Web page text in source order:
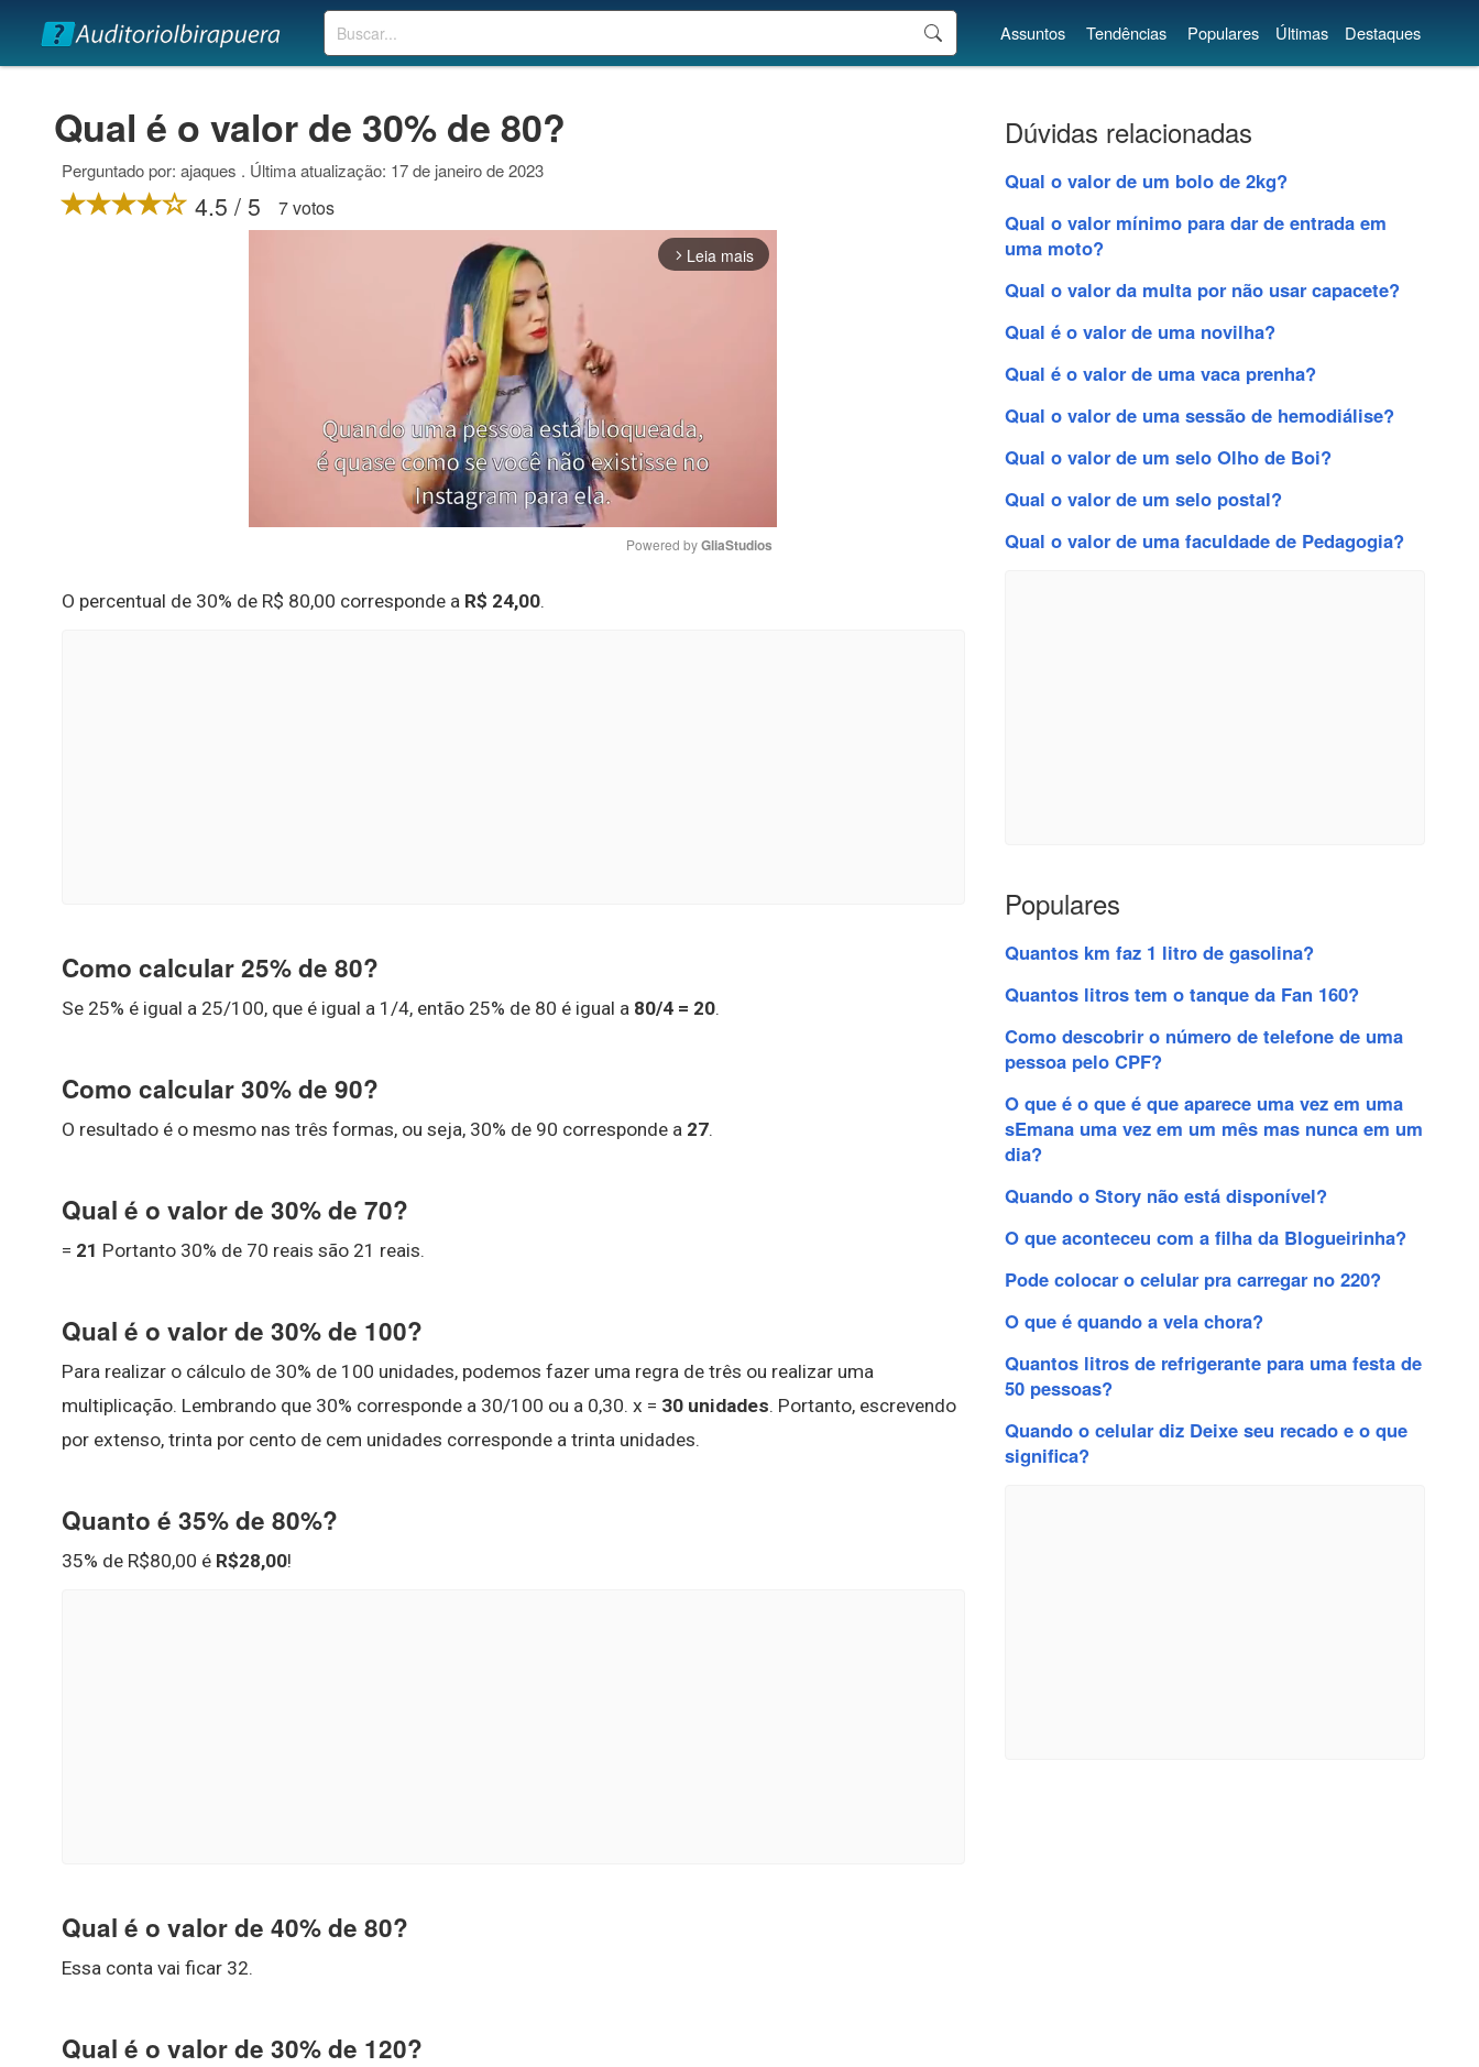
Buscar Assuntos Tendências Populares Últimas Destaques
Qual é o valor de 30% de 80?
Perguntado por: ajaques . Última atualização: 17 de janeiro de 2023
4.5 / 5 7 votos
arrow_forward_ios Leia mais
Powered by GliaStudios
O percentual de 30% de R$ 80,00 corresponde a R$ 24,00.
Como calcular 25% de 80?
Se 25% é igual a 25/100, que é igual a 1/4, então 25% de 80 é igual a 80/4 = 20.
Como calcular 30% de 90?
O resultado é o mesmo nas três formas, ou seja, 30% de 90 corresponde a 27.
Qual é o valor de 30% de 70?
= 21 Portanto 30% de 70 reais são 21 reais.
Qual é o valor de 30% de 100?
Para realizar o cálculo de 30% de 100 unidades, podemos fazer uma regra de três ou realizar uma
multiplicação. Lembrando que 30% corresponde a 30/100 ou a 0,30. x = 30 unidades. Portanto, escrevendo
por extenso, trinta por cento de cem unidades corresponde a trinta unidades.
Quanto é 35% de 80%?
35% de R$80,00 é R$28,00!
Qual é o valor de 40% de 80?
Essa conta vai ficar 32.
Qual é o valor de 30% de 120?
Dúvidas relacionadas
Qual o valor de um bolo de 2kg?
Qual o valor mínimo para dar de entrada em
uma moto?
Qual o valor da multa por não usar capacete?
Qual é o valor de uma novilha?
Qual é o valor de uma vaca prenha?
Qual o valor de uma sessão de hemodiálise?
Qual o valor de um selo Olho de Boi?
Qual o valor de um selo postal?
Qual o valor de uma faculdade de Pedagogia?
Populares
Quantos km faz 1 litro de gasolina?
Quantos litros tem o tanque da Fan 160?
Como descobrir o número de telefone de uma
pessoa pelo CPF?
O que é o que é que aparece uma vez em uma
sEmana uma vez em um mês mas nunca em um
dia?
Quando o Story não está disponível?
O que aconteceu com a filha da Blogueirinha?
Pode colocar o celular pra carregar no 220?
O que é quando a vela chora?
Quantos litros de refrigerante para uma festa de
50 pessoas?
Quando o celular diz Deixe seu recado e o que
significa?